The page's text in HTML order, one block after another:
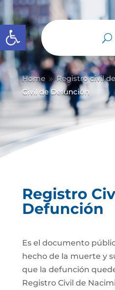
Abrir barra de herramientas
Home 9 Registro civil
Civil de Defunción
Registro
Defunción
Es el documento
hecho de la muerte y
que la defunción
Registro Civil de